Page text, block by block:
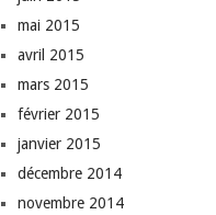
mai 2015
avril 2015
mars 2015
février 2015
janvier 2015
décembre 2014
novembre 2014